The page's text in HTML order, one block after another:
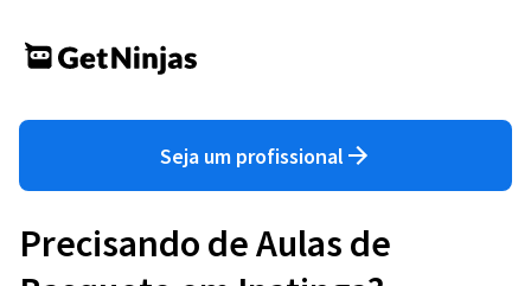
Seja um profissional
Precisando de Aulas de